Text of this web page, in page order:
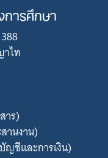
ารศึกษา
ไท
าร)
านงาน)
ญชีและการเงิน)